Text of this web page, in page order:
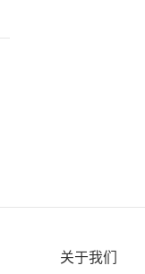
关于我们